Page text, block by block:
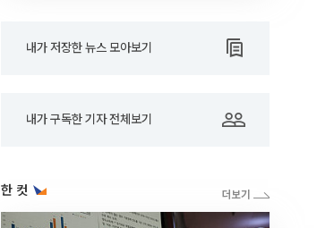
내가 저장한 뉴스 모아보기
내가 구독한 기자 전체보기
한 컷